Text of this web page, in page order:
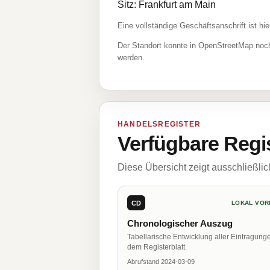
Sitz: Frankfurt am Main
Eine vollständige Geschäftsanschrift ist
Der Standort konnte in OpenStreetMap
werden.
HANDELSREGISTER
Verfügbare
Diese Übersicht zeigt
CD LOKAL
Chronologischer Auszug
Tabellarische Entwicklung aller
dem Registerblatt.
Abrufstand 2024-03-09